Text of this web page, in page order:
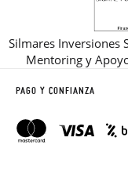
Silmares Inversiones
Mentoring y
PAGO Y CONFIANZA